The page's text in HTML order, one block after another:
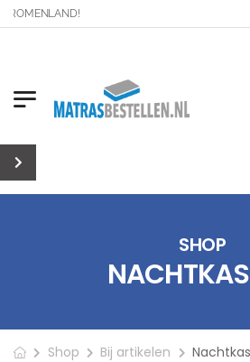
SHOP
Shop Bij artikelen